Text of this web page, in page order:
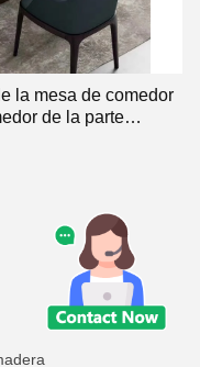
la mesa de comedor
de la parte